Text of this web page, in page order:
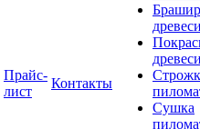
Прайс-
лист
Контакты
Сушка